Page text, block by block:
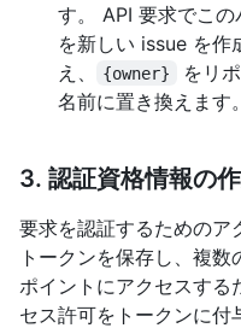
す。 API 要求でこの
を新しい issue を作
え、
{owner}
をリ
名前に置き換えます。
3. 認証資格情報の
要求を認証するためのア
トークンを保存し、複
ポイントにアクセスする
セス許可をトークンに